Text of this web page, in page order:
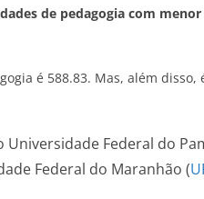
de pedagogia com
é 588.83. Mas, além
Universidade Federal do
Federal do Maranhão (